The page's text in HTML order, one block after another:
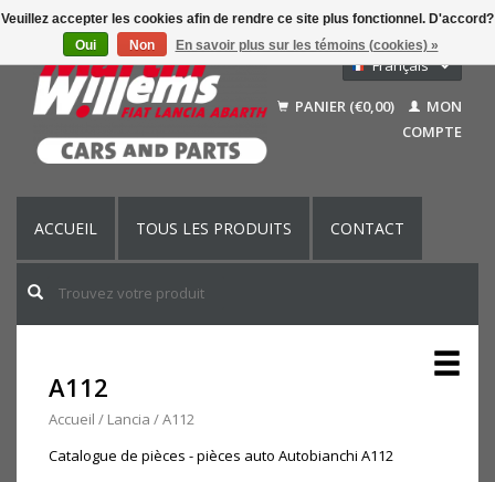
Français
Deutsch
English (US)
PANIER (€0,00)
MON
COMPTE
ACCUEIL TOUS LES PRODUITS CONTACT
A112
Accueil / Lancia /A112
Catalogue de pièces - pièces auto Autobianchi A112
Veuillez accepter les cookies afin de rendre ce site plus fonctionnel. D'accord?
Oui
Non En savoir plus sur les témoins (cookies) »